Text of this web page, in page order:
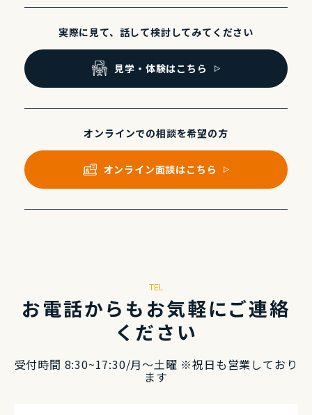
実際に⾒て、話して検討してみてください
⾒学・体験はこちら
オンラインでの相談を希望の⽅
オンライン⾯談はこちら
TEL
お電話からもお気軽にご連絡
ください
受付時間 8:30~17:30/⽉〜⼟曜 ※祝⽇も営業しており
ます